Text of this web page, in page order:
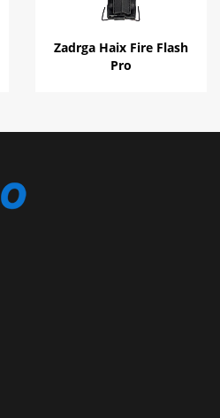
Zadrga Haix Fire Flash
Pro